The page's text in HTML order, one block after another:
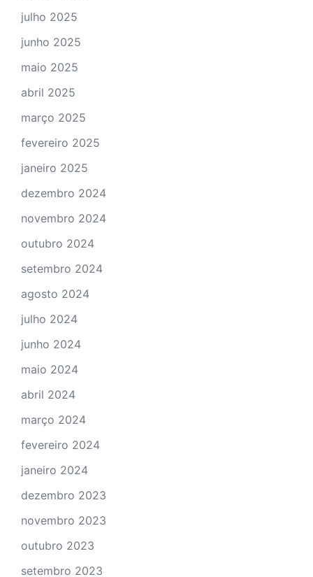
julho 2025
junho 2025
maio 2025
abril 2025
março 2025
fevereiro 2025
janeiro 2025
dezembro 2024
novembro 2024
outubro 2024
setembro 2024
agosto 2024
julho 2024
junho 2024
maio 2024
abril 2024
março 2024
fevereiro 2024
janeiro 2024
dezembro 2023
novembro 2023
outubro 2023
setembro 2023